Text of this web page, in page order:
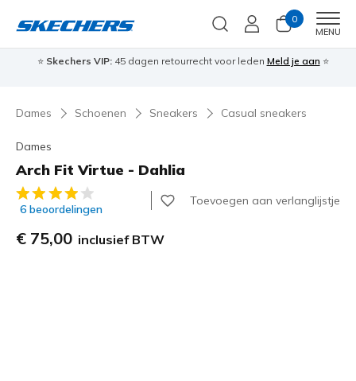
0
MENU
⭐Skechers VIP:45 dagen retourrecht voor ledenMeld je aan⭐
Dames Schoenen Sneakers Casual sneakers
Dames
Arch Fit Virtue - Dahlia
5 van de 5 klantbeoordelingen
6 beoordelingen
Toevoegen aan verlanglijstje
€ 75,00 inclusief BTW